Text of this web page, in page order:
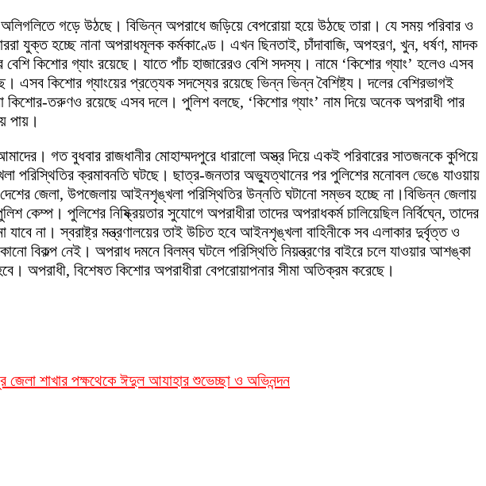
গড়ে উঠছে। বিভিন্ন অপরাধে জড়িয়ে বেপরোয়া হয়ে উঠছে তারা। যে সময় পরিবার ও
যুক্ত হচ্ছে নানা অপরাধমূলক কর্মকাণ্ডে। এখন ছিনতাই, চাঁদাবাজি, অপহরণ, খুন, ধর্ষণ, মাদক
কিশোর গ্যাং রয়েছে। যাতে পাঁচ হাজারেরও বেশি সদস্য। নামে ‘কিশোর গ্যাং’ হলেও এসব
কিশোর গ্যাংয়ের প্রত্যেক সদস্যের রয়েছে ভিন্ন ভিন্ন বৈশিষ্ট্য। দলের বেশিরভাগই
কিশোর-তরুণও রয়েছে এসব দলে। পুলিশ বলছে, ‘কিশোর গ্যাং’ নাম দিয়ে অনেক অপরাধী পার
পায়।
গত বুধবার রাজধানীর মোহাম্মদপুরে ধারালো অস্ত্র দিয়ে একই পরিবারের সাতজনকে কুপিয়ে
ক্রমাবনতি ঘটছে। ছাত্র-জনতার অভ্যুত্থানের পর পুলিশের মনোবল ভেঙে যাওয়ায়
জেলা, উপজেলায় আইনশৃঙ্খলা পরিস্থিতির উন্নতি ঘটানো সম্ভব হচ্ছে না।বিভিন্ন জেলায়
পুলিশের নিষ্ক্রিয়তার সুযোগে অপরাধীরা তাদের অপরাধকর্ম চালিয়েছিল নির্বিঘ্নে, তাদের
না। স্বরাষ্ট্র মন্ত্রণালয়ের তাই উচিত হবে আইনশৃঙ্খলা বাহিনীকে সব এলাকার দুর্বৃত্ত ও
বিকল্প নেই। অপরাধ দমনে বিলম্ব ঘটলে পরিস্থিতি নিয়ন্ত্রণের বাইরে চলে যাওয়ার আশঙ্কা
অপরাধী, বিশেষত কিশোর অপরাধীরা বেপরোয়াপনার সীমা অতিক্রম করেছে।
জেলা শাখার পক্ষথেকে ঈদুল আযাহার শুভেচ্ছা ও অভিনন্দন